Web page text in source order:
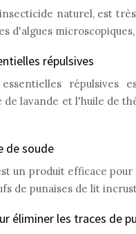
naturel, est
d'algues
répulsives
répulsives
de lavande et l'huile de
de soude
un produit efficace
de punaises de lit
éliminer les traces de